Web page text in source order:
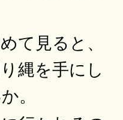
て見ると、
縄を手にし
。